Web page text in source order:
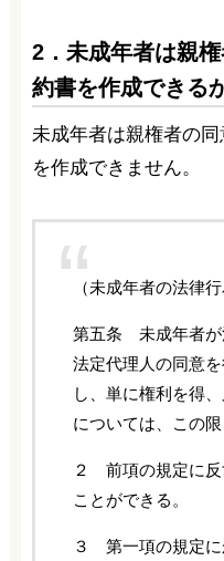
2．未成年者は親
約書を作成できる
未成年者は親権者の
を作成できません。
（未成年者の法律行
第五条 未成年者が
法定代理人の同意
し、単に権利を得
については、この限
２ 前項の規定に反
ことができる。
３ 第一項の規定に